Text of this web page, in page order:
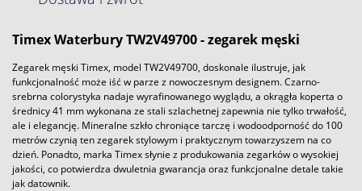
TimexWaterbury TW2V49700 -zegarek męski
Zegarek męski Timex, model TW2V49700, doskonale ilustruje, jak
funkcjonalność może iść w parze z nowoczesnym designem. Czarno-
srebrna colorystyka nadaje wyrafinowanego wyglądu, a okrągła koperta o
średnicy 41 mm wykonana ze stali szlachetnej zapewnia nie tylko trwałość,
ale i elegancję. Mineralne szkło chroniące tarczę i wodoodporność do 100
metrów czynią ten zegarek stylowym i praktycznym towarzyszem na co
dzień. Ponadto, marka Timex słynie z produkowania zegarków o wysokiej
jakości, co potwierdza dwuletnia gwarancja oraz funkcjonalne detale takie
jak datownik.